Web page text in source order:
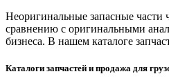
Неоригинальные запасные части
сравнению с оригинальными
бизнеса. В нашем каталоге
Каталоги запчастей и продажа для